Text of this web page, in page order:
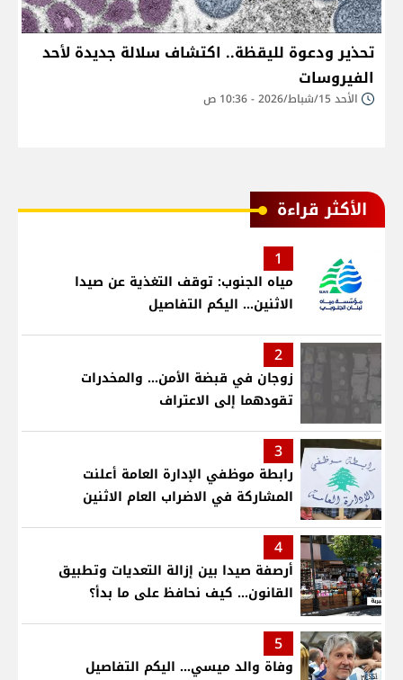
تحذير ودعوة لليقظة.. اكتشاف سلالة جديدة لأحد
الفيروسات
الأحد 15/شباط/2026 - 10:36 ص
الأكثر قراءة
1
مياه الجنوب: توقف التغذية عن صيدا
الاثنين... اليكم التفاصيل
2
زوجان في قبضة الأمن... والمخدرات
تقودهما إلى الاعتراف
3
رابطة موظفي الإدارة العامة أعلنت
المشاركة في الاضراب العام الاثنين
4
أرصفة صيدا بين إزالة التعديات وتطبيق
القانون... كيف نحافظ على ما بدأ؟
5
وفاة والد ميسي... اليكم التفاصيل